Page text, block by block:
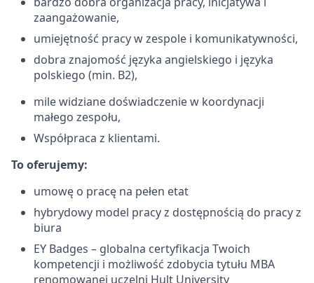
zaangażowanie,
umiejętność pracy w zespole i komunikatywności,
dobra znajomość języka angielskiego i języka
polskiego (min. B2),
mile widziane doświadczenie w koordynacji
małego zespołu,
Współpraca z klientami.
To oferujemy:
umowę o pracę na pełen etat
hybrydowy model pracy z dostępnością do pracy z
biura
EY Badges – globalna certyfikacja Twoich
kompetencji i możliwość zdobycia tytułu MBA
renomowanej uczelni Hult University